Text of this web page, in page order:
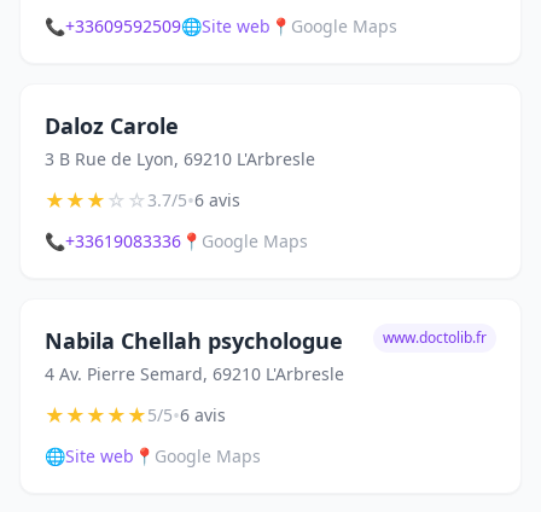
📞+33609592509🌐Site web 📍 Google Maps
Daloz Carole
3 B Rue de Lyon, 69210 L'Arbresle
★★★☆☆3.7/5•6 avis
📞+33619083336 📍 Google Maps
Nabila Chellah psychologue
4 Av. Pierre Semard, 69210 L'Arbresle
www.doctolib.fr
★★★★★5/5•6 avis
🌐Site web 📍 Google Maps